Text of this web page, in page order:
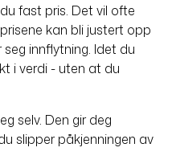
fast pris. Det vil ofte
kan bli justert opp
innflytning. Idet du
i verdi - uten at du
selv. Den gir deg
slipper påkjenningen av